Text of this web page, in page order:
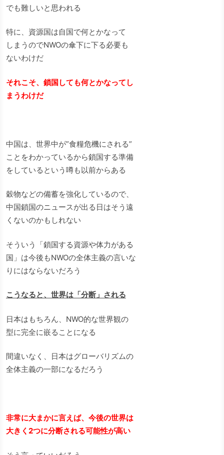
でも難しいと思われる
特に、資源国は自国で何とかなって
しまうのでNWOの傘下に下る必要も
ないわけだ
それこそ、鎖国しても何とかなってし
まうわけだ
中国は、世界中が”食糧危機にされる”
ことをわかっているから鎖国する準備
をしているという噂も以前からある
穀物などの備蓄を強化しているので、
中国鎖国のニュースが出る日はそう遠
くないのかもしれない
そういう「鎖国する資源や体力がある
国」は今後もNWOの全体主義の言いな
りにはならないだろう
こうなると、世界は「分断」される
日本はもちろん、NWO的な世界観の
型に完全に嵌ることになる
間違いなく、日本はグローバリズムの
全体主義の一部になるだろう
非常に大まかに言えば、今後の世界は
大きく2つに分断される可能性が高い